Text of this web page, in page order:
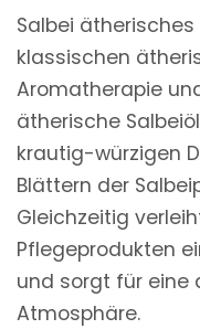
Salbei
klassischen
Aromatherapie
ätherische
krautig-würzigen
Blättern der
Gleichzeitig
Pflegeprodukten
und sorgt für eine
Atmosphäre.